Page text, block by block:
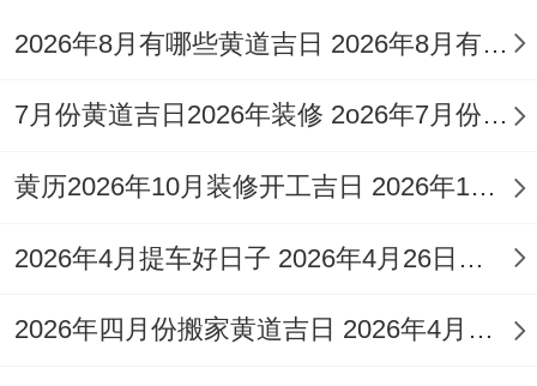
干支丁未。宜订婚，纳采、会亲友，祭祀、
祈福，装修、开工，安机械、破土，安葬，
这些日子的选择，为工程的顺利开启提供了
传统智慧上的保障。
深究吉日背后的风水要素
2026年8月有哪些黄道吉日 2026年8月有几个星期
7月份黄道吉日2026年装修 2o26年7月份装修黄道吉日
黄历2026年10月装修开工吉日 2026年10月黄道吉日装修开工
2026年4月提车好日子 2026年4月26日适合提车吗
2026年四月份搬家黄道吉日 2026年4月搬家黄道吉日查询